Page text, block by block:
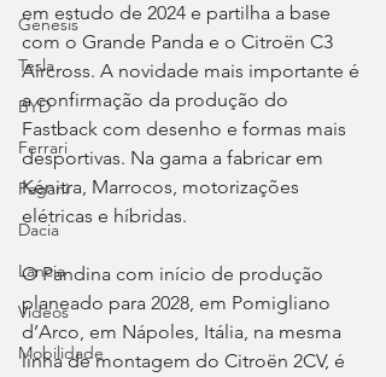
Genesis
Tesla
BYD
Ferrari
Pagani
Dacia
Lancia
Videos
Mobilidade
em estudo de 2024 e partilha a base
com o Grande Panda e o Citroën C3
Aircross. A novidade mais importante é
a confirmação da produção do
Fastback com desenho e formas mais
desportivas. Na gama a fabricar em
Kénitra, Marrocos, motorizações
elétricas e híbridas.
O Pandina com início de produção
planeado para 2028, em Pomigliano
d’Arco, em Nápoles, Itália, na mesma
linha de montagem do Citroën 2CV, é